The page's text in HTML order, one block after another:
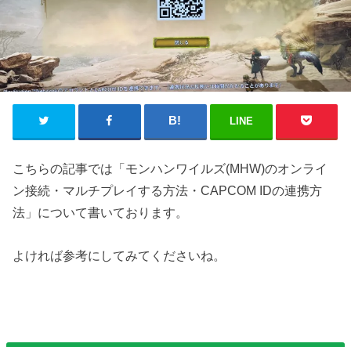
LINE
こちらの記事では「モンハンワイルズ(MHW)のオンライ
ン接続・マルチプレイする方法・CAPCOM IDの連携方
法」について書いております。
よければ参考にしてみてくださいね。